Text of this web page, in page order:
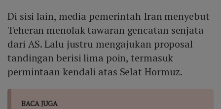
Di sisi lain, media pemerintah Iran menyebut
Teheran menolak tawaran gencatan senjata
dari AS. Lalu justru mengajukan proposal
tandingan berisi lima poin, termasuk
permintaan kendali atas Selat Hormuz.
BACA JUGA